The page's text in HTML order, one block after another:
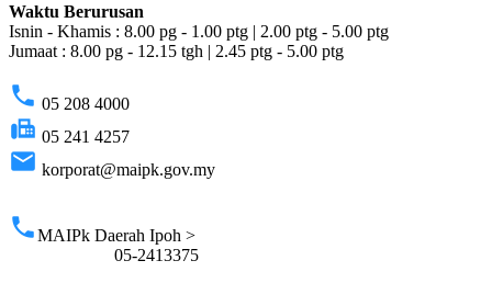
Waktu Berurusan
Isnin - Khamis : 8.00 pg - 1.00 ptg | 2.00 ptg - 5.00 ptg
Jumaat : 8.00 pg - 12.15 tgh | 2.45 ptg - 5.00 ptg
phone 05 208 4000
fax 05 241 4257
email korporat@maipk.gov.my
phoneMAIPk Daerah Ipoh >
05-2413375